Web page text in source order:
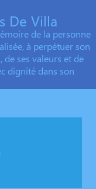
De Villa
de la personne
à perpétuer son
de ses valeurs et de
dignité dans son